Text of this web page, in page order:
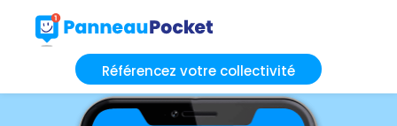
Référencez votre collectivité